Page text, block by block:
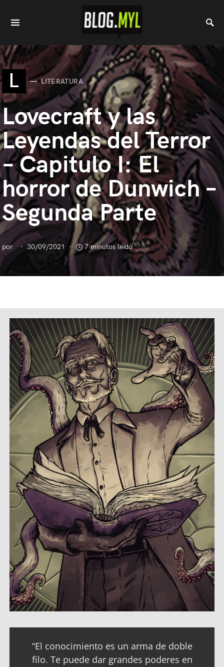
L LITERATURA
Lovecraft y las
Leyendas del Terror
– Capitulo I: El
horror de Dunwich –
Segunda Parte
por 30/09/2021 7 minutos leido
“El conocimiento es un arma de doble
filo. Te puede dar grandes poderes en